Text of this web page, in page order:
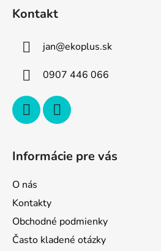
Kontakt
jan@ekoplus.sk
0907 446 066
Informácie pre vás
O nás
Kontakty
Obchodné podmienky
Často kladené otázky